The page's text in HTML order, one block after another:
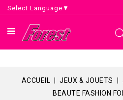
Select Language ▼
ACCUEIL JEUX & JOUETS
BEAUTE FASHION